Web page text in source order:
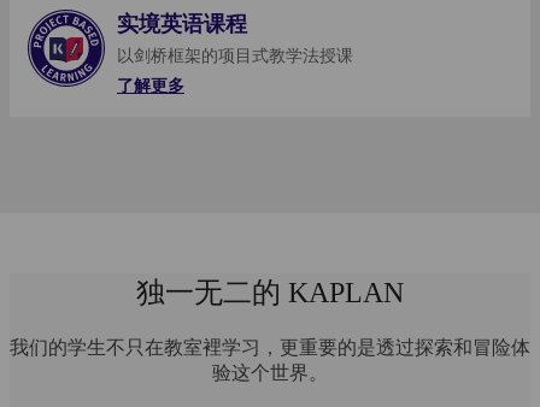
了解更多实境英语课程
以剑桥框架的项目式教学法授课
了解更多
独一无二的 KAPLAN
我们的学生不只在教室裡学习，更重要的是透过探索和冒险体
验这个世界。